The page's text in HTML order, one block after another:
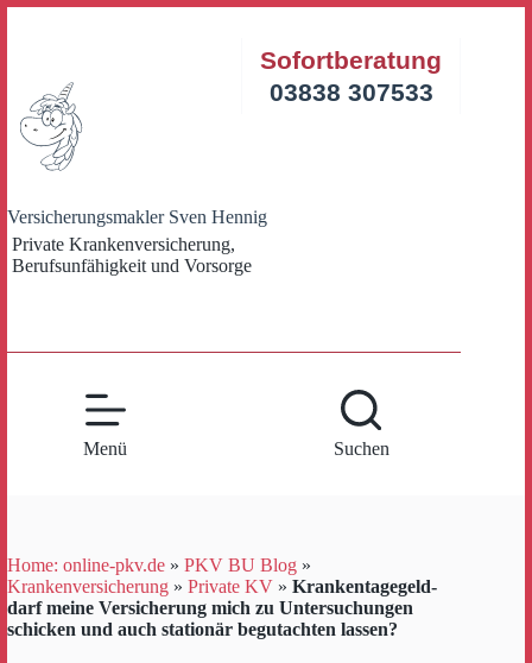
Versicherungsmakler Sven Hennig
Private Krankenversicherung,
Berufsunfähigkeit und Vorsorge
Sofortberatung
03838 307533
Menü Suchen
Home: online-pkv.de » PKV BU Blog »
Krankenversicherung » Private KV » Krankentagegeld-
darf meine Versicherung mich zu Untersuchungen
schicken und auch stationär begutachten lassen?